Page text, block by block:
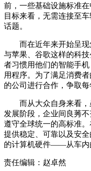
前，一些基础设施标准
目标来看，无需连接至
话题。
而在近年来开始呈现
与苹果、谷歌这样的科
者习惯用他们的智能手
用程序。为了满足消费
的公司进行合作，争取
而从大众自身来看，
发展阶段，企业间良莠
遵守全球统一的高标准
提供稳定、可靠以及安
的计算机硬件——从车内
责任编辑：赵卓然